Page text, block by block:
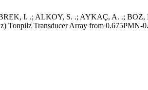
I. .; ALKOY, S. .; AYKAÇ, A. .;
Tonpilz Transducer Array from 0.675PMN-